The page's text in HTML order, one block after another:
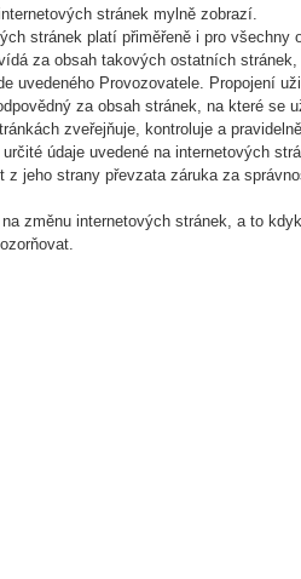
stránek mylně zobrazí.
stránek platí přiměřeně i pro všechny
za obsah takových ostatních
uvedeného Provozovatele. Propojení
za obsah stránek, na které se
zveřejňuje, kontroluje a
údaje uvedené na internetových
z jeho strany převzata záruka za
změnu internetových stránek, a to